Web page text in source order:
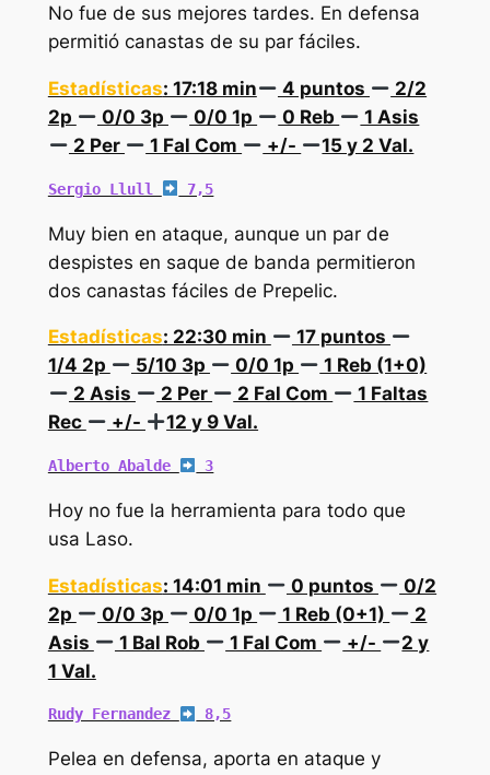
No fue de sus mejores tardes. En defensa
permitió canastas de su par fáciles.
Estadísticas: 17:18 min 4 puntos
2/2
2p
0/0 3p 0/0 1p 0 Reb
1 Asis
2 Per
1 Fal Com +/- 15 y 2 Val.
Sergio Llull 7,5
Muy bien en ataque, aunque un par de
despistes en saque de banda permitieron
dos canastas fáciles de Prepelic.
Estadísticas: 22:30 min
17 puntos
1/4 2p
5/10 3p 0/0 1p
1 Reb (1+0)
2 Asis
2 Per 2 Fal Com
1 Faltas
Rec
+/- 12 y 9 Val.
Alberto Abalde 3
Hoy no fue la herramienta para todo que
usa Laso.
Estadísticas: 14:01 min 0 puntos
0/2
2p
0/0 3p 0/0 1p 1 Reb (0+1)
2
Asis
1 Bal Rob 1 Fal Com +/-
2 y
1 Val.
Rudy Fernandez 8,5
Pelea en defensa, aporta en ataque y